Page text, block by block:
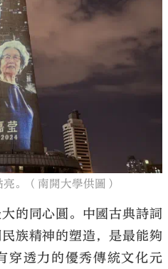
。（南開大學供圖）
的同心圓。中國古典詩詞
族精神的塑造，是最能夠
穿透力的優秀傳統文化元